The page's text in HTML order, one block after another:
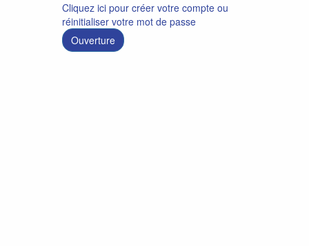
Cliquez ici pour créer votre compte ou
réinitialiser votre mot de passe